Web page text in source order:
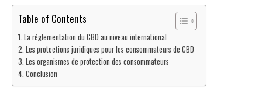
Table of Contents
La réglementation du CBD au niveau international
Les protections juridiques pour les consommateurs de CBD
Les organismes de protection des consommateurs
Conclusion